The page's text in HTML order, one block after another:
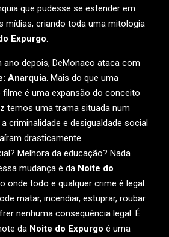
que pudesse se estender em
mídias, criando toda uma mitologia
Expurgo.
ano depois, DeMonaco ataca com
Anarquia. Mais do que uma
é uma expansão do conceito
temos uma trama situada num
criminalidade e desigualdade social
drasticamente.
Melhora da educação? Nada
mudança é da Noite do
onde todo e qualquer crime é legal.
matar, incendiar, estuprar, roubar
nenhuma consequência legal. É
da Noite do Expurgo é uma